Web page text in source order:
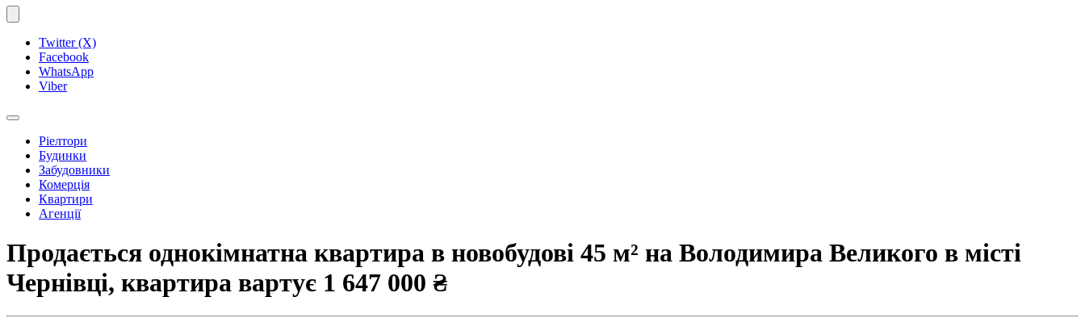
Twitter (X)
Facebook
WhatsApp
Viber
Ріелтори
Будинки
Забудовники
Комерція
Квартири
Агенції
Продається однокімнатна квартира в новобудові 45 м² на Володимира Великого в місті
Чернівці, квартира вартує 1 647 000 ₴